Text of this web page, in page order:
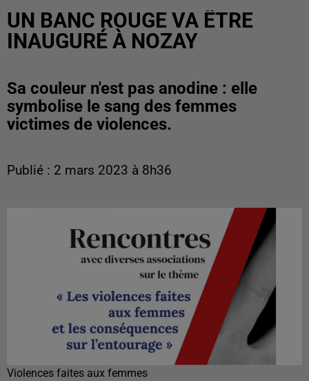
UN BANC ROUGE VA ÊTRE
INAUGURÉ À NOZAY
Sa couleur n'est pas anodine : elle
symbolise le sang des femmes
victimes de violences.
Publié : 2 mars 2023 à 8h36
Violences faites aux femmes